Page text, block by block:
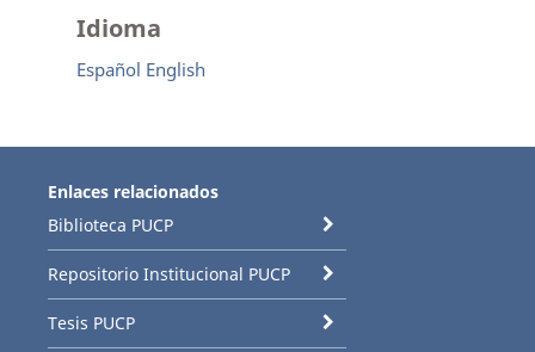
Idioma
Español English
Enlaces relacionados
Biblioteca PUCP
Repositorio Institucional PUCP
Tesis PUCP